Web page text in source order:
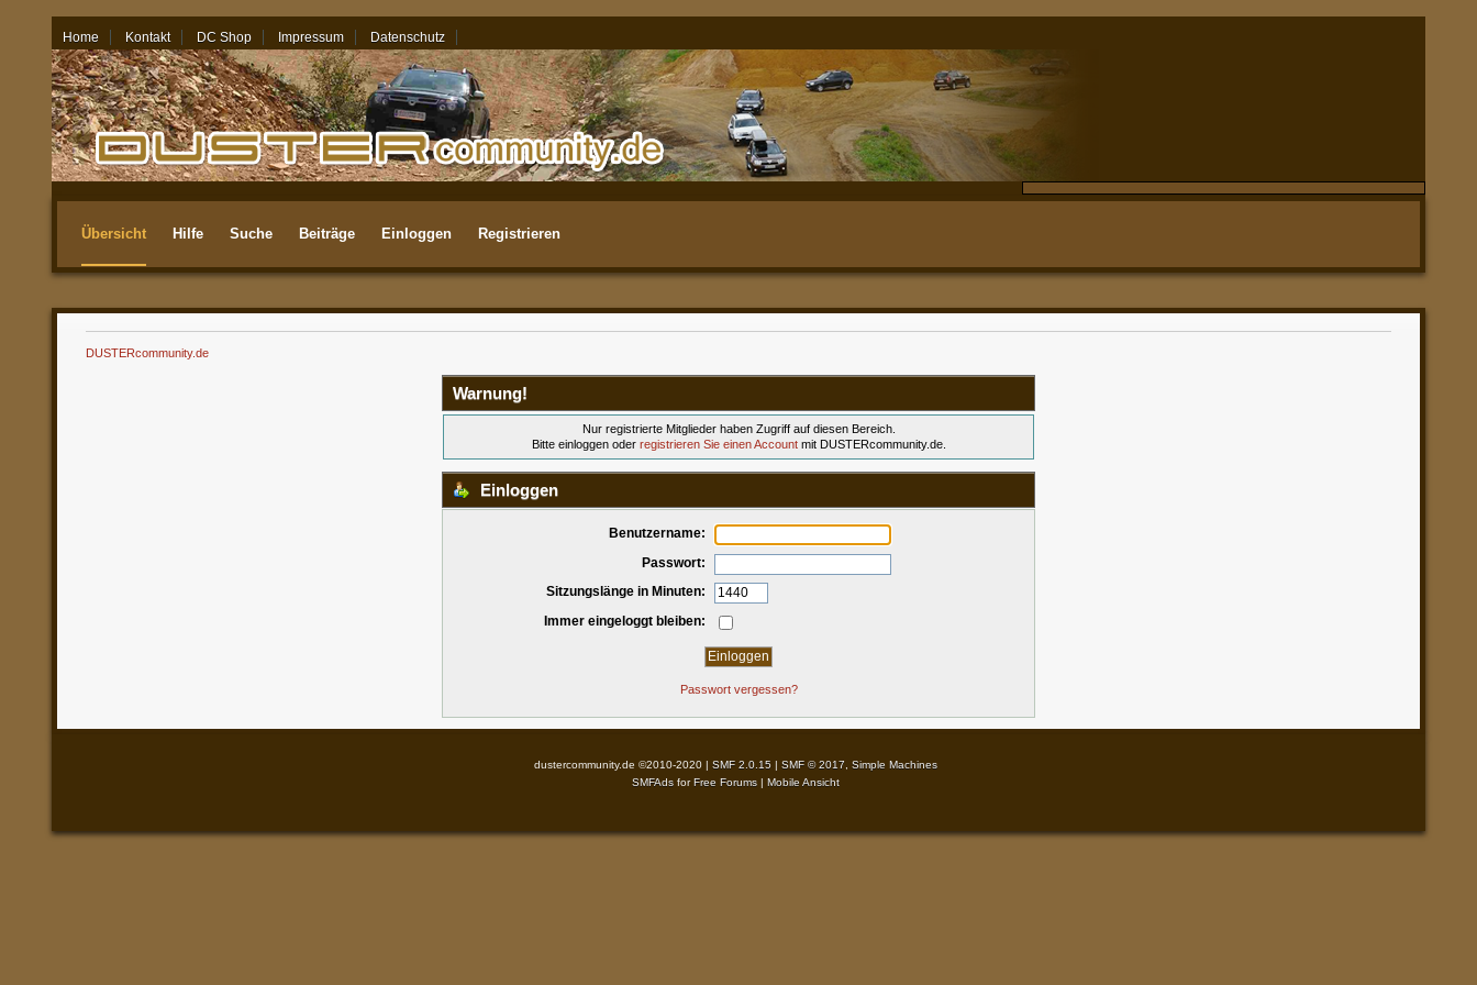
Home Kontakt DC Shop Impressum Datenschutz
07.08.26 - 05:41
Übersicht Hilfe Suche Beiträge Einloggen Registrieren
DUSTERcommunity.de
Warnung!
Nur registrierte Mitglieder haben Zugriff auf diesen Bereich.
Bitte einloggen oder registrieren Sie einen Accountmit DUSTERcommunity.de.
Einloggen
Benutzername:
Passwort:
Sitzungslänge in Minuten:
Immer eingeloggt bleiben:
Passwort vergessen?
dustercommunity.de ©2010-2020 | SMF 2.0.15 | SMF © 2017
Simple Machines
SMFAds forFree Forums | Mobile Ansicht